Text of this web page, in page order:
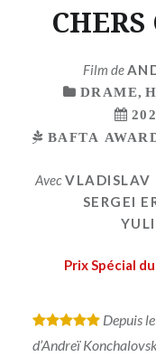
Film de
DRAME,
BAFTA
AvecVLADISLAV
SERGEI
Prix Spécial
* * * * *Depuis
d’Andreï